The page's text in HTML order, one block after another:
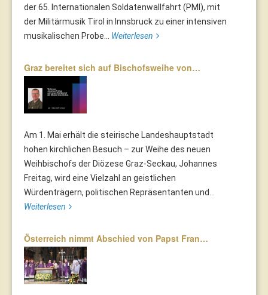
der 65. Internationalen Soldatenwallfahrt (PMI), mit
der Militärmusik Tirol in Innsbruck zu einer intensiven
musikalischen Probe... Weiterlesen
Graz bereitet sich auf Bischofsweihe von…
Am 1. Mai erhält die steirische Landeshauptstadt
hohen kirchlichen Besuch – zur Weihe des neuen
Weihbischofs der Diözese Graz-Seckau, Johannes
Freitag, wird eine Vielzahl an geistlichen
Würdenträgern, politischen Repräsentanten und...
Weiterlesen
Österreich nimmt Abschied von Papst Fran…